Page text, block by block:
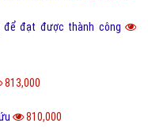
để đạt được thành công
813,000
810,000